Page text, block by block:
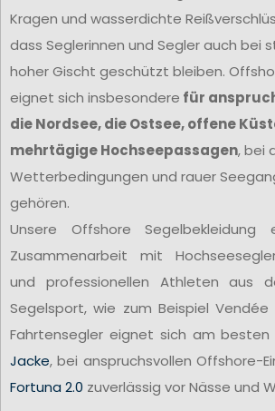
Kragen und wasserdichte
dass Seglerinnen und Segler auch bei
hoher Gischt geschützt bleiben.
eignet sich insbesondere für
die Nordsee, die Ostsee, offene
mehrtägige Hochseepassagen, bei
Wetterbedingungen und rauer
gehören.
Unsere Offshore
Zusammenarbeit mit
und professionellen Athleten aus
Segelsport, wie zum Beispiel
Fahrtensegler eignet sich am
Jacke, bei anspruchsvollen Offshore-
Fortuna 2.0 zuverlässig vor Nässe und